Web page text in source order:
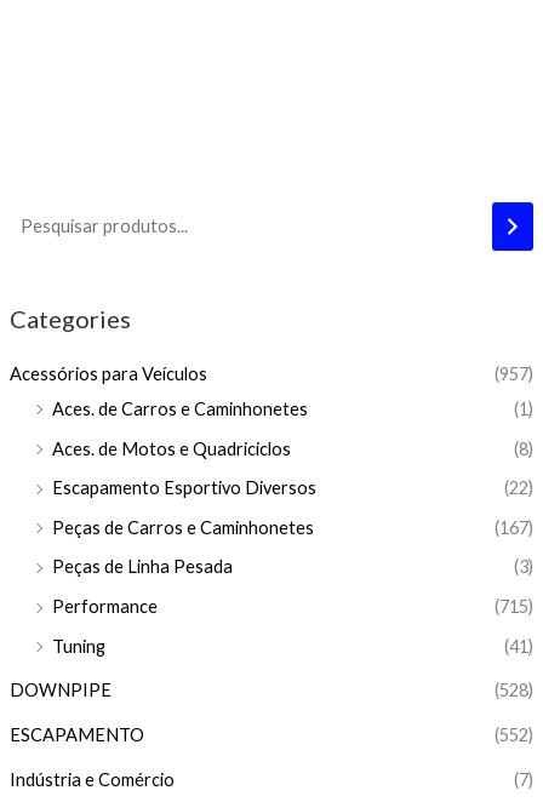
Categories
Acessórios para Veículos
(957)
Aces. de Carros e Caminhonetes
(1)
Aces. de Motos e Quadriciclos
(8)
Escapamento Esportivo Diversos
(22)
Peças de Carros e Caminhonetes
(167)
Peças de Linha Pesada
(3)
Performance
(715)
Tuning
(41)
DOWNPIPE (528)
ESCAPAMENTO (552)
Indústria e Comércio
(7)